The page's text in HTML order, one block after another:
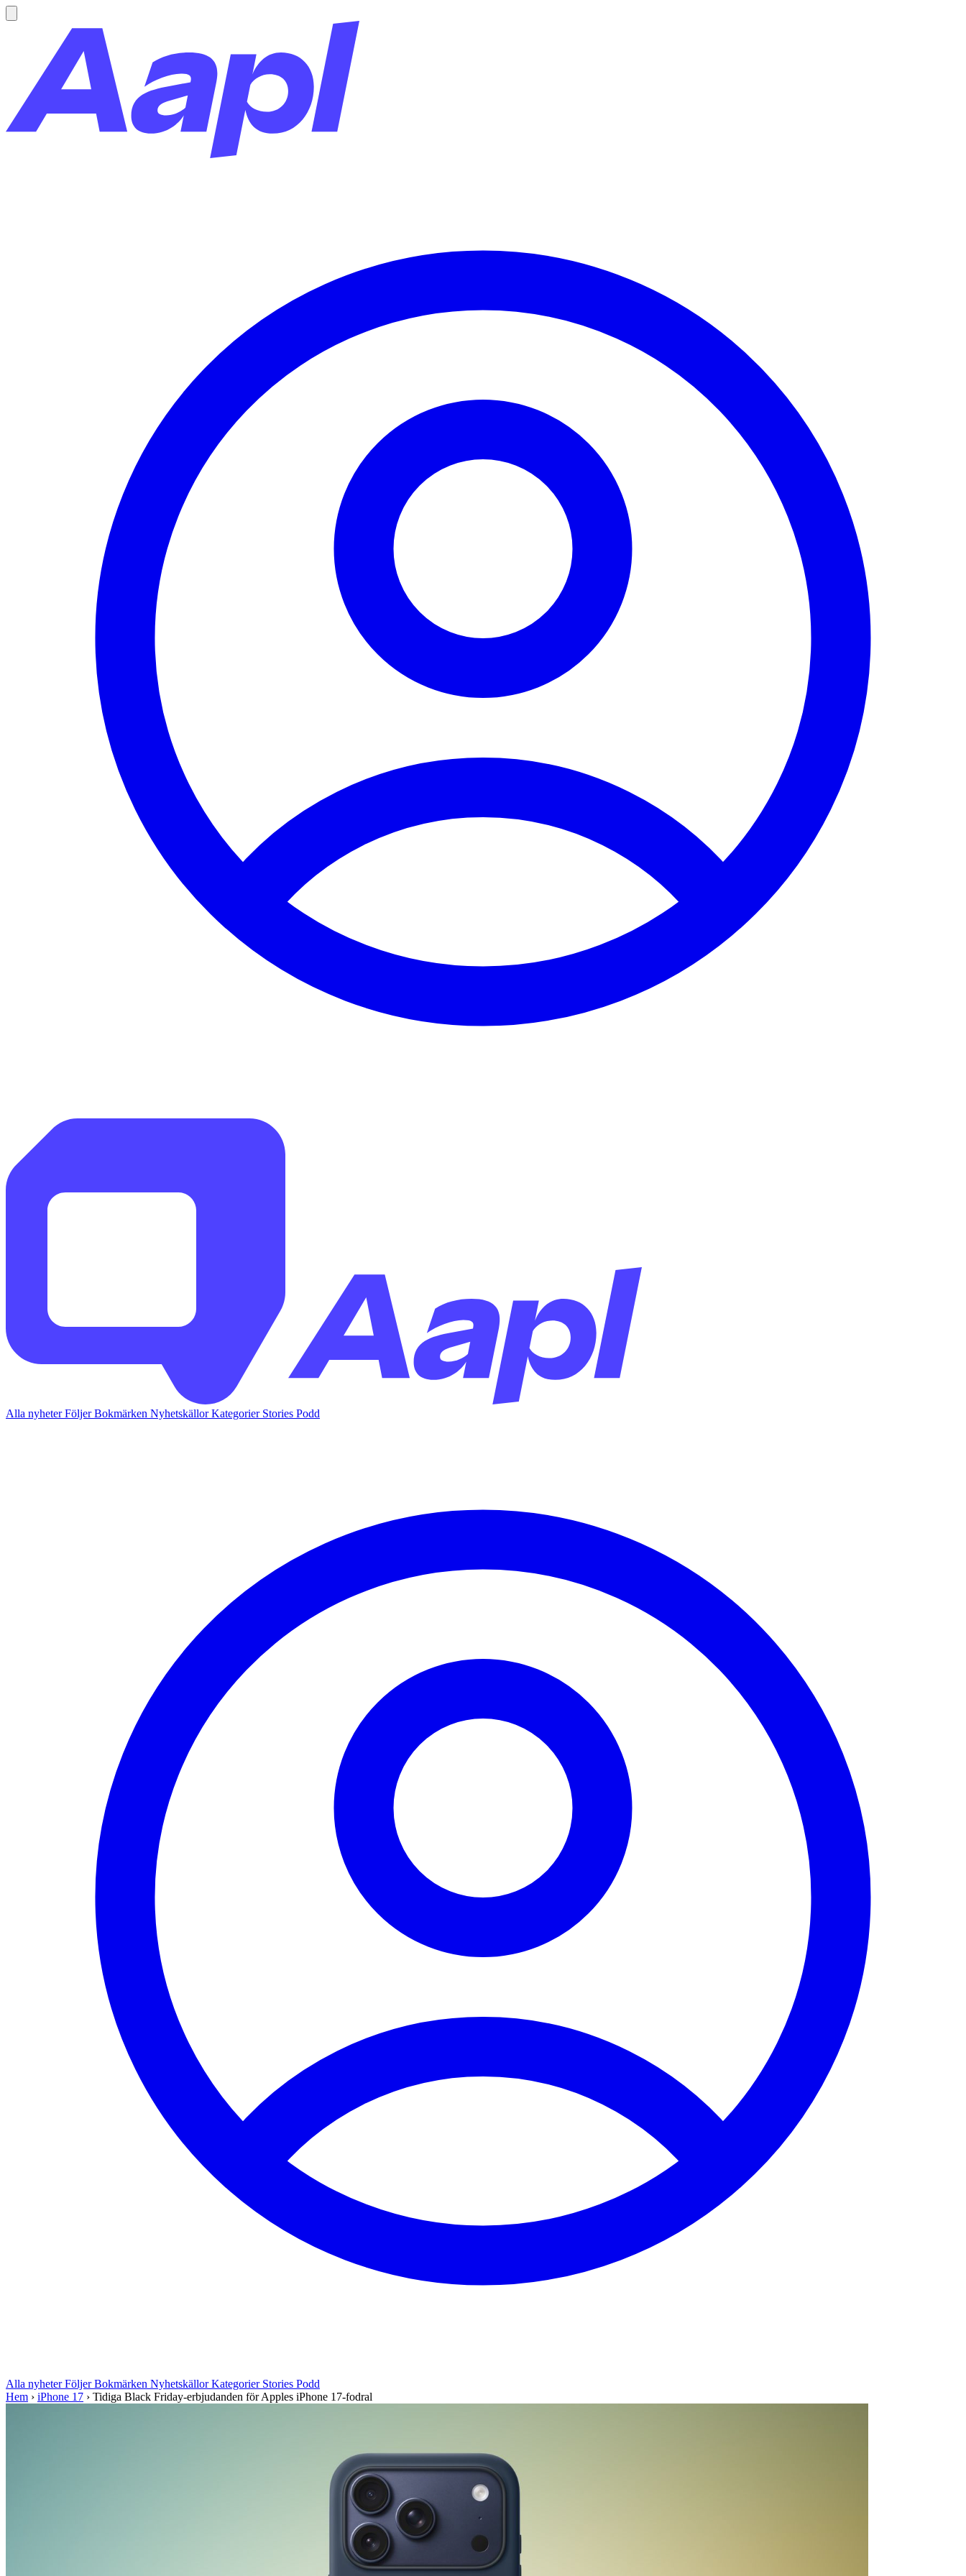
Alla nyheterFöljerBokmärken NyhetskällorKategorier Stories Podd
Alla nyheterFöljerBokmärken NyhetskällorKategorier Stories Podd
Hem › iPhone 17 › Tidiga Black Friday-erbjudanden för Apples iPhone 17-fodral